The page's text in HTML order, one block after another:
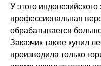
У этого индонезийского
профессиональная
обрабатывается
Заказчик также купил
производила только